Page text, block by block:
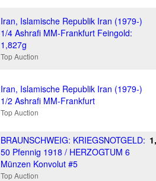
Iran, Islamische Republik Iran (1979-)
1/4 Ashrafi MM-Frankfurt Feingold:
1,827g
Top Auction
Iran, Islamische Republik Iran (1979-)
1/2 Ashrafi MM-Frankfurt
Top Auction
BRAUNSCHWEIG: KRIEGSNOTGELD:
50 Pfennig 1918 / HERZOGTUM 6
Münzen Konvolut #5
Top Auction